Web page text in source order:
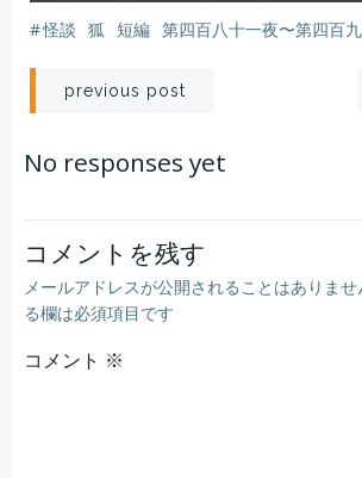
#怪談 狐 短編 第四百八十一夜〜第四百
投
稿
ビ
ゲ
ー
previous post
ビ
No responses yet
コメントを残す
メールアドレスが公開されることはありませ
る欄は必須項目です
コメント ※